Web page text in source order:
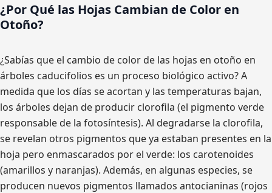
¿Por Qué las Hojas Cambian de Color en
Otoño?
¿Sabías que el cambio de color de las hojas en otoño en
árboles caducifolios es un proceso biológico activo? A
medida que los días se acortan y las temperaturas bajan,
los árboles dejan de producir clorofila (el pigmento verde
responsable de la fotosíntesis). Al degradarse la clorofila,
se revelan otros pigmentos que ya estaban presentes en la
hoja pero enmascarados por el verde: los carotenoides
(amarillos y naranjas). Además, en algunas especies, se
producen nuevos pigmentos llamados antocianinas (rojos